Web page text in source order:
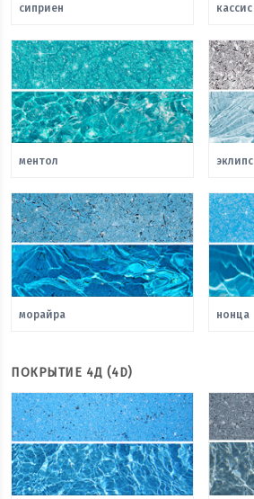
сиприен кассис
ментол эклипс
морайра нонца
ПОКРЫТИЕ 4Д (4D)